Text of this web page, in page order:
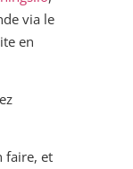
via le
en
faire, et